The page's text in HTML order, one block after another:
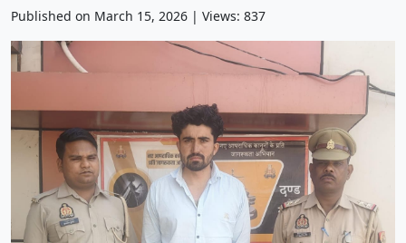
Published on March 15, 2026 | Views: 837